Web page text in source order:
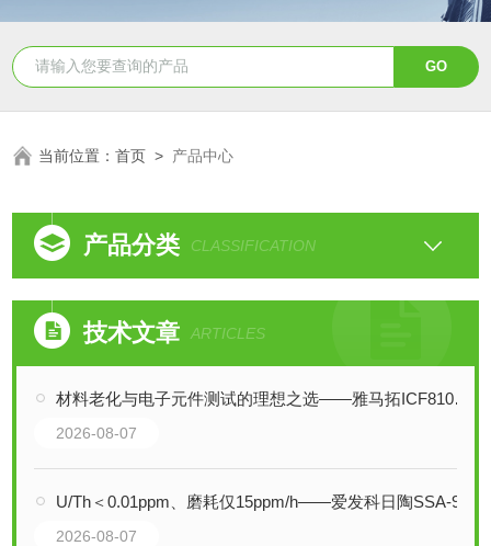
当前位置：首页 > 产品中心
产品分类 CLASSIFICATION
技术文章 ARTICLES
材料老化与电子元件测试的理想之选——雅马拓ICF810C恒温培养箱全性能剖析
2026-08-07
U/Th＜0.01ppm、磨耗仅15ppm/h——爱发科日陶SSA-999W如何守护材料纯净度
2026-08-07